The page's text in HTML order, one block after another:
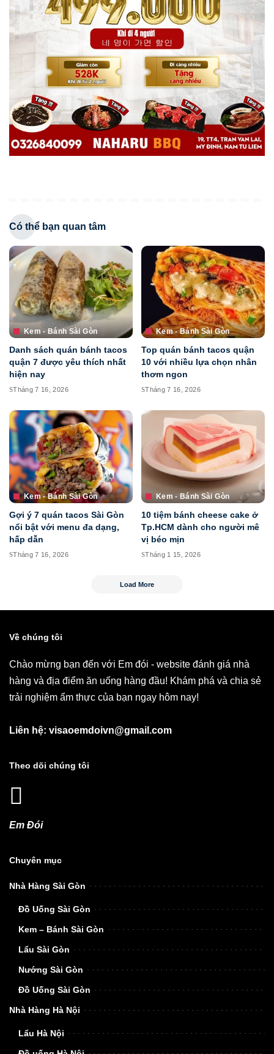
Có thể bạn quan tâm
Kem - Bánh Sài Gòn
Danh sách quán bánh tacos
quận 7 được yêu thích nhất
hiện nay
Tháng 7 16, 2026
Kem - Bánh Sài Gòn
Top quán bánh tacos quận
10 với nhiều lựa chọn nhân
thơm ngon
Tháng 7 16, 2026
Kem - Bánh Sài Gòn
Gợi ý 7 quán tacos Sài Gòn
nổi bật với menu đa dạng,
hấp dẫn
Tháng 7 16, 2026
Kem - Bánh Sài Gòn
10 tiệm bánh cheese cake ở
Tp.HCM dành cho người mê
vị béo mịn
Tháng 1 15, 2026
Load More
Về chúng tôi
Chào mừng bạn đến với Em đói - website đánh giá nhà
hàng và địa điểm ăn uống hàng đầu! Khám phá và chia sẻ
trải nghiệm ẩm thực của bạn ngay hôm nay!
Liên hệ: visaoemdoivn@gmail.com
Theo dõi chúng tôi
Em Đói
Chuyên mục
Nhà Hàng Sài Gòn
Đồ Uống Sài Gòn
Kem – Bánh Sài Gòn
Lẩu Sài Gòn
Nướng Sài Gòn
Đồ Uống Sài Gòn
Nhà Hàng Hà Nội
Lẩu Hà Nội